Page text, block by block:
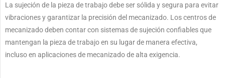
La sujeción de la pieza de trabajo debe ser sólida y segura para evitar
vibraciones y garantizar la precisión del mecanizado. Los centros de
mecanizado deben contar con sistemas de sujeción confiables que
mantengan la pieza de trabajo en su lugar de manera efectiva,
incluso en aplicaciones de mecanizado de alta exigencia.